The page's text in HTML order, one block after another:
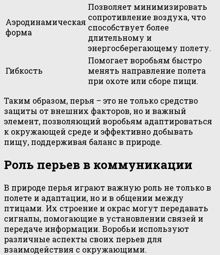
Аэродинамическая
форма
Позволяет минимизировать
сопротивление воздуха, что
способствует более
длительному и
энергосберегающему полету.
Гибкость
Помогает воробьям быстро
менять направление полета
при охоте или сборе пищи.
Таким образом, перья – это не только средство
защиты от внешних факторов, но и важный
элемент, позволяющий воробьям адаптироваться
к окружающей среде и эффективно добывать
пищу, поддерживая баланс в природе.
Роль перьев в коммуникации
В природе перья играют важную роль не только в
полете и адаптации, но и в общении между
птицами. Их строение и окрас могут передавать
сигналы, помогающие в установлении связей и
передаче информации. Воробьи используют
различные аспекты своих перьев для
взаимодействия с окружающими.